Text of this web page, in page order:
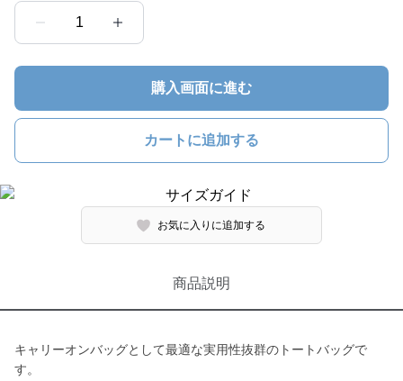
1
購入画面に進む
カートに追加する
お気に入りに追加する
商品説明
キャリーオンバッグとして最適な実用性抜群のトートバッグで
す。